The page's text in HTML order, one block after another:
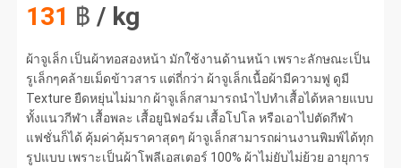
131 ฿ / kg
ผ้าจูเล็ก เป็นผ้าทอสองหน้า มักใช้งานด้านหน้า เพราะลักษณะเป็น
รูเล็กๆคล้ายเม็ดข้าวสาร แต่ถี่กว่า ผ้าจูเล็กเนื้อผ้ามีความฟู ดูมี
Texture ยืดหยุ่นไม่มาก ผ้าจูเล็กสามารถนำไปทำเสื้อได้หลายแบบ
ทั้งแนวกีฬา เสื้อพละ เสื้อยูนิฟอร์ม เสื้อโปโล หรือเอาไปตัดกีฬา
แฟชั่นก็ได้ คุ้มค่าคุ้มราคาสุดๆ ผ้าจูเล็กสามารถผ่านงานพิมพ์ได้ทุก
รูปแบบ เพราะเป็นผ้าโพลีเอสเตอร์ 100% ผ้าไม่ยับไม่ย้วย อายุการ